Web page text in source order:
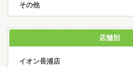
その他
店舗別
イオン長浦店